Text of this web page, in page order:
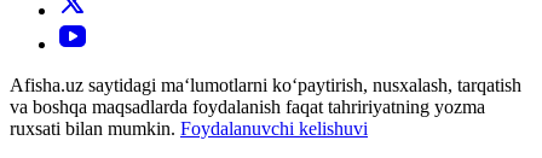
Afisha.uz saytidagi ma‘lumotlarni ko‘paytirish, nusxalash, tarqatish
va boshqa maqsadlarda foydalanish faqat tahririyatning yozma
ruxsati bilan mumkin. Foydalanuvchi kelishuvi